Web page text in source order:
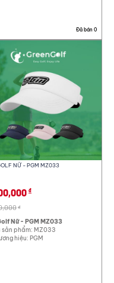
Đã bán 0
NỮ - PGM MZ033
đ
đ
Nữ - PGM MZ033
sản phẩm: MZ033
hiệu: PGM